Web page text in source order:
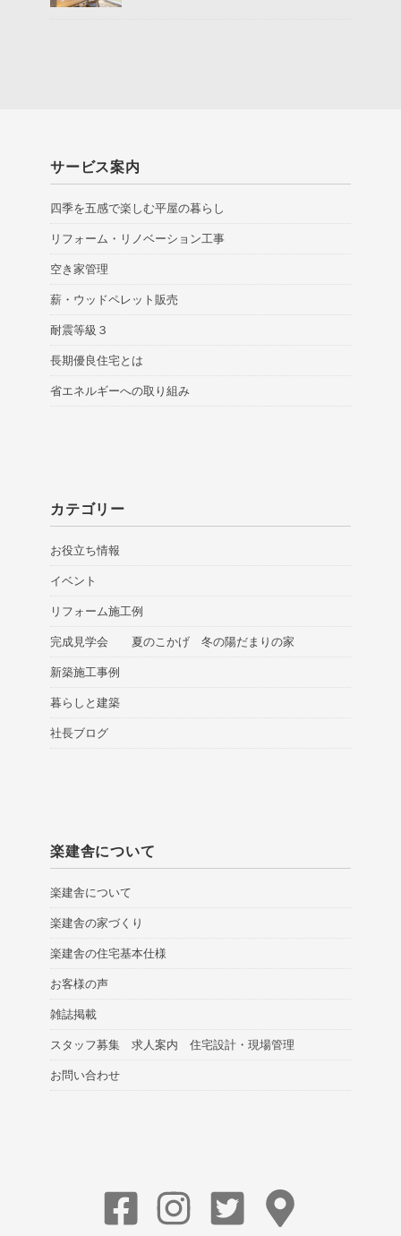
サービス案内
四季を五感で楽しむ平屋の暮らし
リフォーム・リノベーション工事
空き家管理
薪・ウッドペレット販売
耐震等級３
長期優良住宅とは
省エネルギーへの取り組み
カテゴリー
お役立ち情報
イベント
リフォーム施工例
完成見学会 夏のこかげ 冬の陽だまりの家
新築施工事例
暮らしと建築
社長ブログ
楽建舎について
楽建舎について
楽建舎の家づくり
楽建舎の住宅基本仕様
お客様の声
雑誌掲載
スタッフ募集 求人案内 住宅設計・現場管理
お問い合わせ